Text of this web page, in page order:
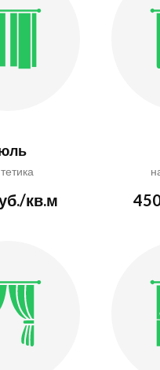
кв.м